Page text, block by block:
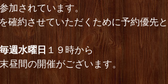
加されています。
確約させていただくために予約優先
週水曜日 １９時から
間の開催がございます。